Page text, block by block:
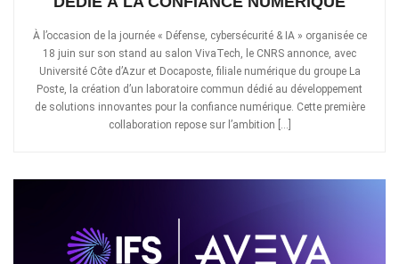
À l’occasion de la journée « Défense, cybersécurité & IA » organisée ce
18 juin sur son stand au salon VivaTech, le CNRS annonce, avec
Université Côte d’Azur et Docaposte, filiale numérique du groupe La
Poste, la création d’un laboratoire commun dédié au développement
de solutions innovantes pour la confiance numérique. Cette première
collaboration repose sur l’ambition […]